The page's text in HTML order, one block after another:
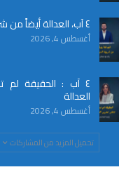
٤ آب، العدالة أيضاً من شروط السيادة
أغسطس 4, 2026
٤ آب : الحقيقة لم
العدالة
أغسطس 4, 2026
تحميل المزيد من المشاركات